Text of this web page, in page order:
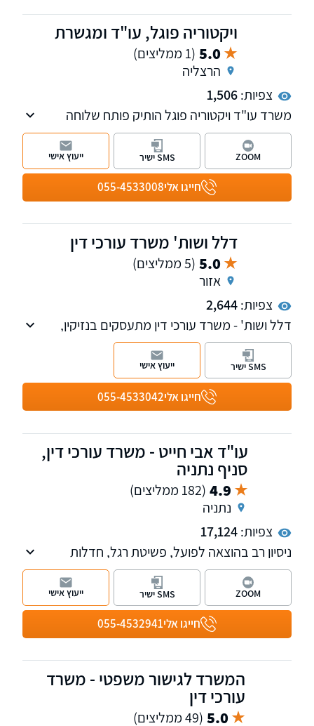
ויקטוריה פוגל, עו"ד ומגשרת
5.0 (1 ממליצים)
הרצליה
צפיות:1,506
משרד עו"ד ויקטוריה פוגל הותיק פותח שלוחה
חדשה בהרצליה, המשרד עוסק בתחום ה מקרקעין
נדל"ן, דיני המשפחה ותביעות נזיקין. למשרד
שלוחות ברחובות ובהרצליה
חייגו אלי055-4533008
ZOOM SMS ישיר ייעוץ אישי
דלל ושות' משרד עורכי דין
5.0 (5 ממליצים)
אזור
צפיות:2,644
דלל ושות' - משרד עורכי דין מתעסקים בנזיקין,
ביטוח, מקרקעין נדל"ן ,הוצאה לפועל וגביית חובות.
חייגו אלי055-4533042
SMS ישיר ייעוץ אישי
עו"ד אבי חייט - משרד עורכי דין,
סניף נתניה
4.9 (182 ממליצים)
נתניה
צפיות:17,124
ניסיון רב בהוצאה לפועל, פשיטת רגל, חדלות
פירעון, מחיקת חובות, משפט אזרחי ומסחרי, דיני
ירושה, ניהול סכסוכים בהליכי גישור ובוררות,
ערעורים מורכבים והסדרי חובות ללא חדלות
פירעון.
חייגו אלי055-4532941
ZOOM SMS ישיר ייעוץ אישי
המשרד לגישור משפטי - משרד
עורכי דין
5.0 (49 ממליצים)